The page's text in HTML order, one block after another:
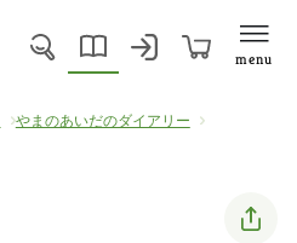
menu
やまのあいだのダイアリー